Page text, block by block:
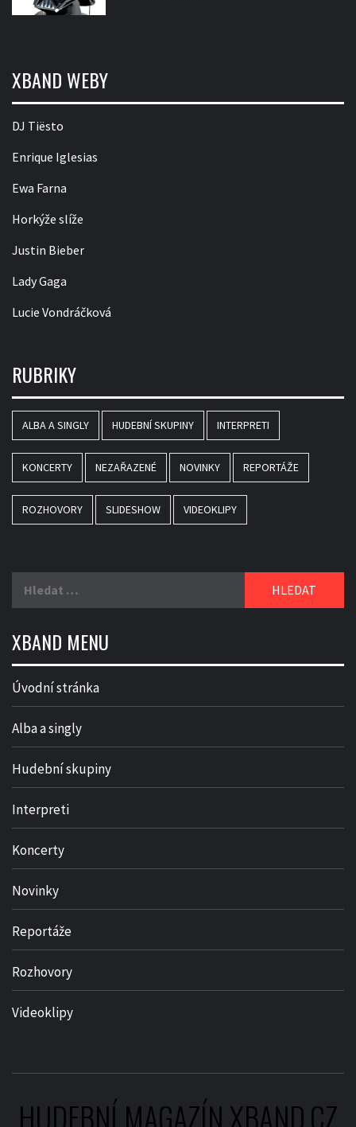
XBAND WEBY
DJ Tiësto
Enrique Iglesias
Ewa Farna
Horkýže slíže
Justin Bieber
Lady Gaga
Lucie Vondráčková
RUBRIKY
ALBA A SINGLY HUDEBNÍ SKUPINY INTERPRETI
KONCERTY NEZAŘAZENÉ NOVINKY REPORTÁŽE
ROZHOVORY SLIDESHOW VIDEOKLIPY
XBAND MENU
Úvodní stránka
Alba a singly
Hudební skupiny
Interpreti
Koncerty
Novinky
Reportáže
Rozhovory
Videoklipy
HUDEBNÍ MAGAZÍN XBAND.CZ